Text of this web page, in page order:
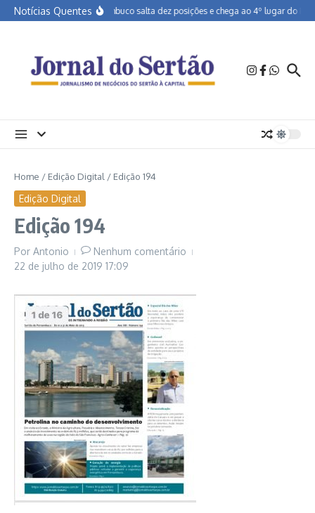
Ir para o conteúdo
Notícias QuentesPernambuco salta dez posições e chega ao 4º lugar do
Home / Edição Digital / Edição 194
Edição Digital
Edição 194
Por Antonio
Nenhum comentário
22 de julho de 2019 17:09